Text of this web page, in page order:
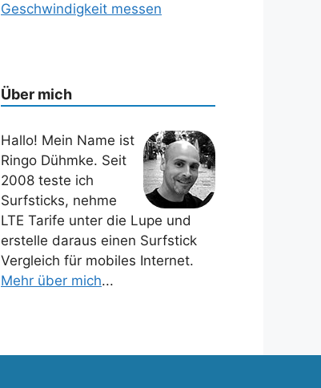
Geschwindigkeit messen
Über mich
Hallo! Mein Name ist
Ringo Dühmke. Seit
2008 teste ich
Surfsticks, nehme
LTE Tarife unter die Lupe und
erstelle daraus einen Surfstick
Vergleich für mobiles Internet.
Mehr über mich...